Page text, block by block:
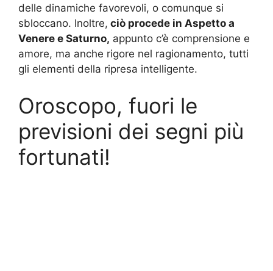
delle dinamiche favorevoli, o comunque si
sbloccano. Inoltre, ciò procede in Aspetto a
Venere e Saturno, appunto c’è comprensione e
amore, ma anche rigore nel ragionamento, tutti
gli elementi della ripresa intelligente.
Oroscopo, fuori le
previsioni dei segni più
fortunati!